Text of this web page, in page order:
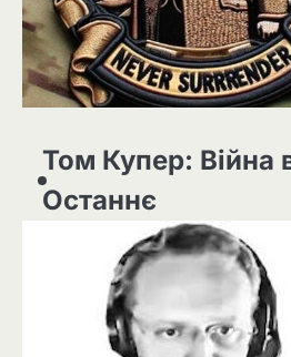
Том Купер: Війна
Останнє